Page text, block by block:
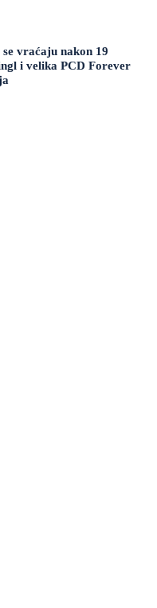
se vraćaju nakon 19
i velika PCD Forever